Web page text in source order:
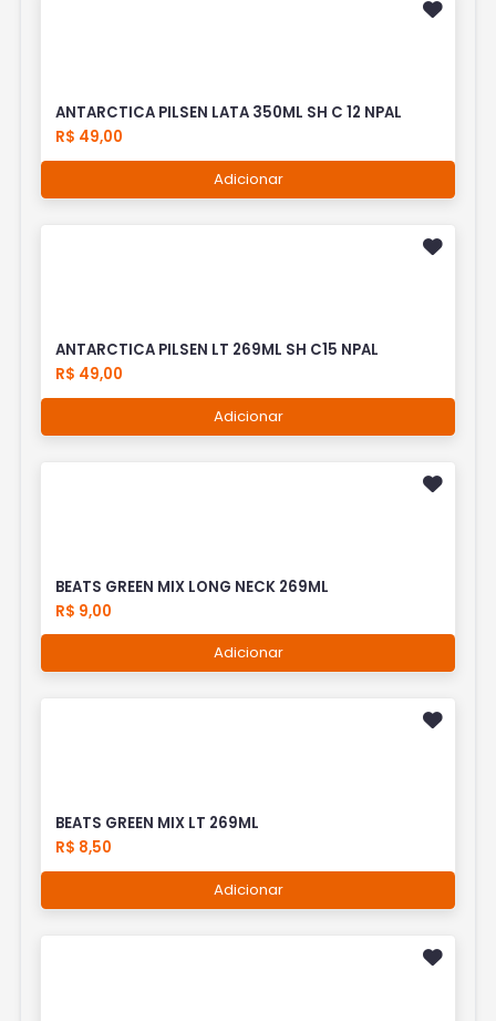
ANTARCTICA PILSEN LATA 350ML SH C 12 NPAL
R$ 49,00
Adicionar
ANTARCTICA PILSEN LT 269ML SH C15 NPAL
R$ 49,00
Adicionar
BEATS GREEN MIX LONG NECK 269ML
R$ 9,00
Adicionar
BEATS GREEN MIX LT 269ML
R$ 8,50
Adicionar